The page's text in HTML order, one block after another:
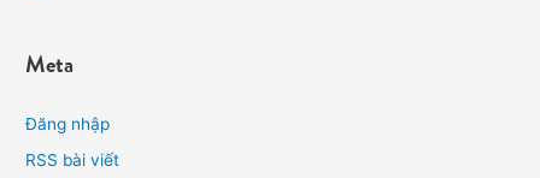
Meta
Đăng nhập
RSS bài viết